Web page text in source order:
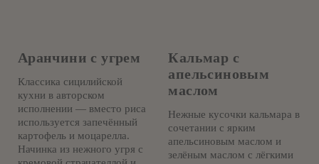
Аранчини с угрем
Классика сицилийской
кухни в авторском
исполнении — вместо риса
используется запечённый
картофель и моцарелла.
Начинка из нежного угря с
Кальмар с
апельсиновым
маслом
Нежные кусочки кальмара в
сочетании с ярким
апельсиновым маслом и
зелёным маслом с лёгкими